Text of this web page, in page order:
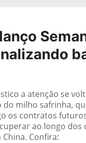
a atenção se
milho safrinha,
os contratos
ao longo
Confira: